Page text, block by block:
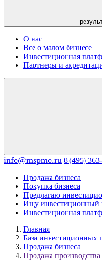
О нас
Все о малом бизнесе
Инвестиционная
Партнеры и
info@mspmo.ru 8 (495)
Продажа бизнеса
Покупка бизнеса
Предлагаю
Ищу инвестиционный
Инвестиционная
Главная
База инвестиционных
Продажа бизнеса
Продажа